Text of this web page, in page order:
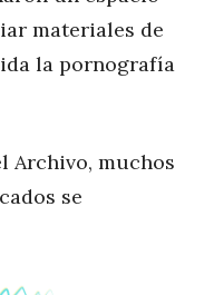
materiales de
la pornografía
Archivo, muchos
se